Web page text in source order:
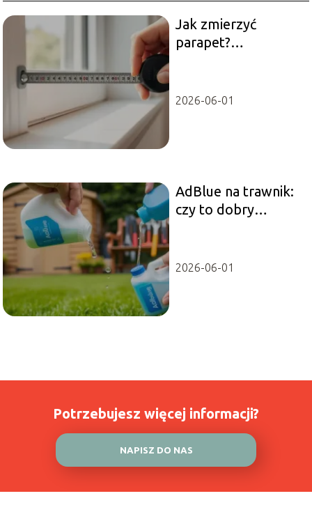
Jak zmierzyć
parapet?
kroku
2026-06-01
AdBlue na trawnik:
czy to dobry
2026-06-01
Potrzebujesz więcej informacji?
NAPISZ DO NAS